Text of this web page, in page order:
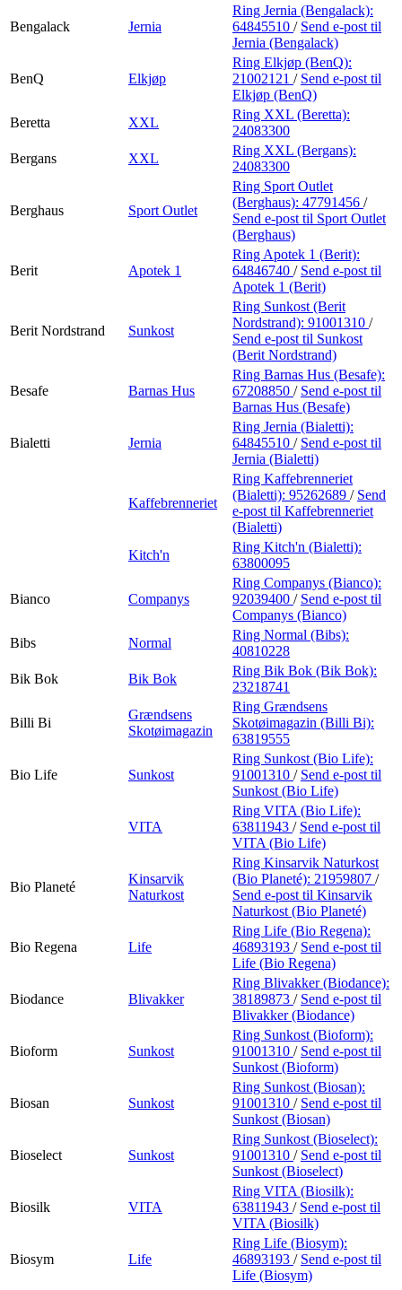
Bengalack Jernia
Ring Jernia (Bengalack):
64845510 / Send e-post til
Jernia (Bengalack)
BenQ Elkjøp
Ring Elkjøp (BenQ):
21002121 / Send e-post til
Elkjøp (BenQ)
Beretta
XXL
Ring XXL (Beretta):
24083300
Bergans
XXL
Ring XXL (Bergans):
24083300
Berghaus Sport Outlet
Ring Sport Outlet
(Berghaus): 47791456 /
Send e-post til Sport Outlet
(Berghaus)
Berit Apotek 1
Ring Apotek 1 (Berit):
64846740 / Send e-post til
Apotek 1 (Berit)
Berit Nordstrand Sunkost
Ring Sunkost (Berit
Nordstrand): 91001310 /
Send e-post til Sunkost
(Berit Nordstrand)
Besafe Barnas Hus
Ring Barnas Hus (Besafe):
67208850 / Send e-post til
Barnas Hus (Besafe)
Bialetti Jernia
Ring Jernia (Bialetti):
64845510 / Send e-post til
Jernia (Bialetti)
Kaffebrenneriet
Ring Kaffebrenneriet
(Bialetti): 95262689 / Send
e-post til Kaffebrenneriet
(Bialetti)
Kitch'n
Ring Kitch'n (Bialetti):
63800095
Bianco Companys
Ring Companys (Bianco):
92039400 / Send e-post til
Companys (Bianco)
Bibs
Normal
Ring Normal (Bibs):
40810228
Bik Bok
Bik Bok
Ring Bik Bok (Bik Bok):
23218741
Billi Bi
Grændsens
Skotøimagazin
Ring Grændsens
Skotøimagazin (Billi Bi):
63819555
Bio Life Sunkost
Ring Sunkost (Bio Life):
91001310 / Send e-post til
Sunkost (Bio Life)
VITA
Ring VITA (Bio Life):
63811943 / Send e-post til
VITA (Bio Life)
Bio Planeté
Kinsarvik
Naturkost
Ring Kinsarvik Naturkost
(Bio Planeté): 21959807 /
Send e-post til Kinsarvik
Naturkost (Bio Planeté)
Bio Regena Life
Ring Life (Bio Regena):
46893193 / Send e-post til
Life (Bio Regena)
Biodance Blivakker
Ring Blivakker (Biodance):
38189873 / Send e-post til
Blivakker (Biodance)
Bioform Sunkost
Ring Sunkost (Bioform):
91001310 / Send e-post til
Sunkost (Bioform)
Biosan Sunkost
Ring Sunkost (Biosan):
91001310 / Send e-post til
Sunkost (Biosan)
Bioselect Sunkost
Ring Sunkost (Bioselect):
91001310 / Send e-post til
Sunkost (Bioselect)
Biosilk VITA
Ring VITA (Biosilk):
63811943 / Send e-post til
VITA (Biosilk)
Biosym Life
Ring Life (Biosym):
46893193 / Send e-post til
Life (Biosym)